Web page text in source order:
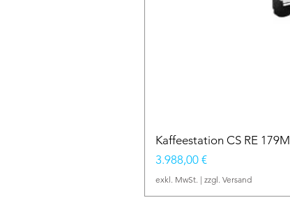
Kaffeestation CS RE 179M
Preis
3.988,00 €
exkl. MwSt. | zzgl. Versand